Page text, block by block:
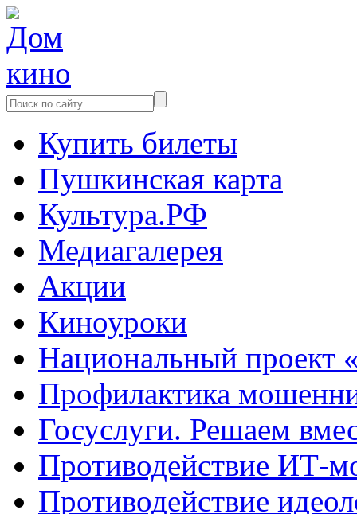
Купить билеты
Пушкинская карта
Культура.РФ
Медиагалерея
Акции
Киноуроки
Национальный проект
Профилактика
Госуслуги. Решаем
Противодействие ИТ-
Противодействие